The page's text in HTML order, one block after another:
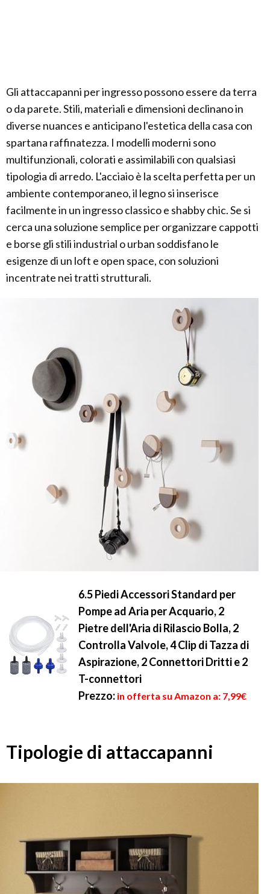
Gli attaccapanni per ingresso possono essere da terra
o da parete. Stili, materiali e dimensioni declinano in
diverse nuances e anticipano l'estetica della casa con
spartana raffinatezza. I modelli moderni sono
multifunzionali, colorati e assimilabili con qualsiasi
tipologia di arredo. L'acciaio è la scelta perfetta per un
ambiente contemporaneo, il legno si inserisce
facilmente in un ingresso classico e shabby chic. Se si
cerca una soluzione semplice per organizzare cappotti
e borse gli stili industrial o urban soddisfano le
esigenze di un loft e open space, con soluzioni
incentrate nei tratti strutturali.
6.5 Piedi Accessori Standard per
Pompe ad Aria per Acquario, 2
Pietre dell'Aria di Rilascio Bolla, 2
Controlla Valvole, 4 Clip di Tazza di
Aspirazione, 2 Connettori Dritti e 2
T-connettori
Prezzo: in offerta su Amazon a: 7,99€
Tipologie di attaccapanni